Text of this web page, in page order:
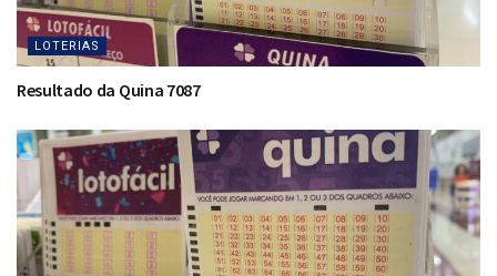
LOTERIAS
Resultado da Quina 7087